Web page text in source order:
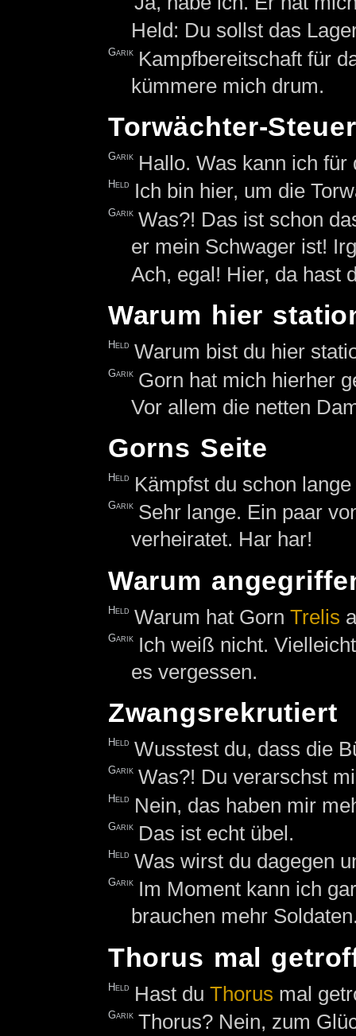
Held: Du sollst das
Garik Kampfbereitschaft für
kümmere mich drum.
Torwächter-Steuer
Garik Hallo. Was kann ich für
Held Ich bin hier, um die
Garik Was?! Das ist schon
er mein Schwager ist!
Ach, egal! Hier, da hast
Warum hier
Held Warum bist du hier
Garik Gorn hat mich hierher
Vor allem die netten
Gorns Seite
Held Kämpfst du schon
Garik Sehr lange. Ein paar
verheiratet. Har har!
Warum
Held Warum hat GornTrelis
Garik Ich weiß nicht.
es vergessen.
Zwangsrekrutiert
Held Wusstest du, dass die
Garik Was?! Du verarschst
Held Nein, das haben mir
Garik Das ist echt übel.
Held Was wirst du dagegen
Garik Im Moment kann ich
brauchen mehr
Thorus mal
Held Hast duThorus mal
Garik Thorus? Nein, zum